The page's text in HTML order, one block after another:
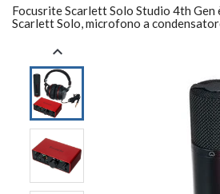
Focusrite Scarlett Solo Studio 4th
Scarlett Solo, microfono a
